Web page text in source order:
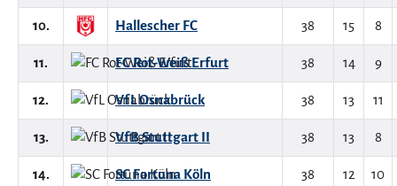
10. Hallescher FC 38 15 8
11. FC Rot-Weiß Erfurt 38 14 9
12. VfL Osnabrück 38 13 11
13. VfB Stuttgart II 38 13 8
14. SC Fortuna Köln 38 12 10